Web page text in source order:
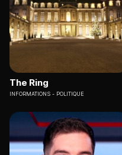
The Ring
INFORMATIONS POLITIQUE